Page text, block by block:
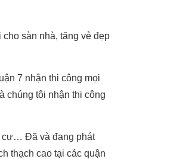
sàn nhà, tăng vẻ đẹp
7 nhận thi công mọi
chúng tôi nhận thi công
cư… Đã và đang phát
thạch cao tại các quận